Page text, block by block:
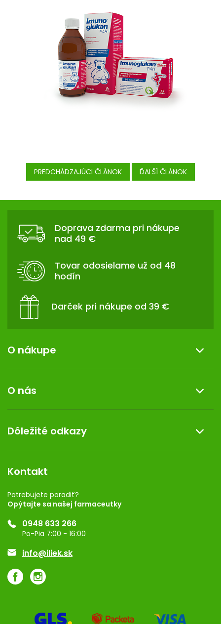
PREDCHÁDZAJÚCI ČLÁNOK ĎALŠÍ ČLÁNOK
Z
Doprava zdarma pri nákupe
nad 49 €
Tovar odosielame už od 48
hodín
Darček pri nákupe od 39 €
O nákupe
Reklamácia a vrátenie tovaru
Doprava a platba
Darček k nákupu
O nás
Kontakt
Dermocentrum
Dôležité odkazy
Rozhodnutie na prevádzku
Registrácia
Ponuka pre firmy
Značky
Kontakt
Potrebujete poradiť?
Opýtajte sa našej farmaceutky
0948 633 266
Po-Pia 7:00 - 16:00
info@iliek.sk